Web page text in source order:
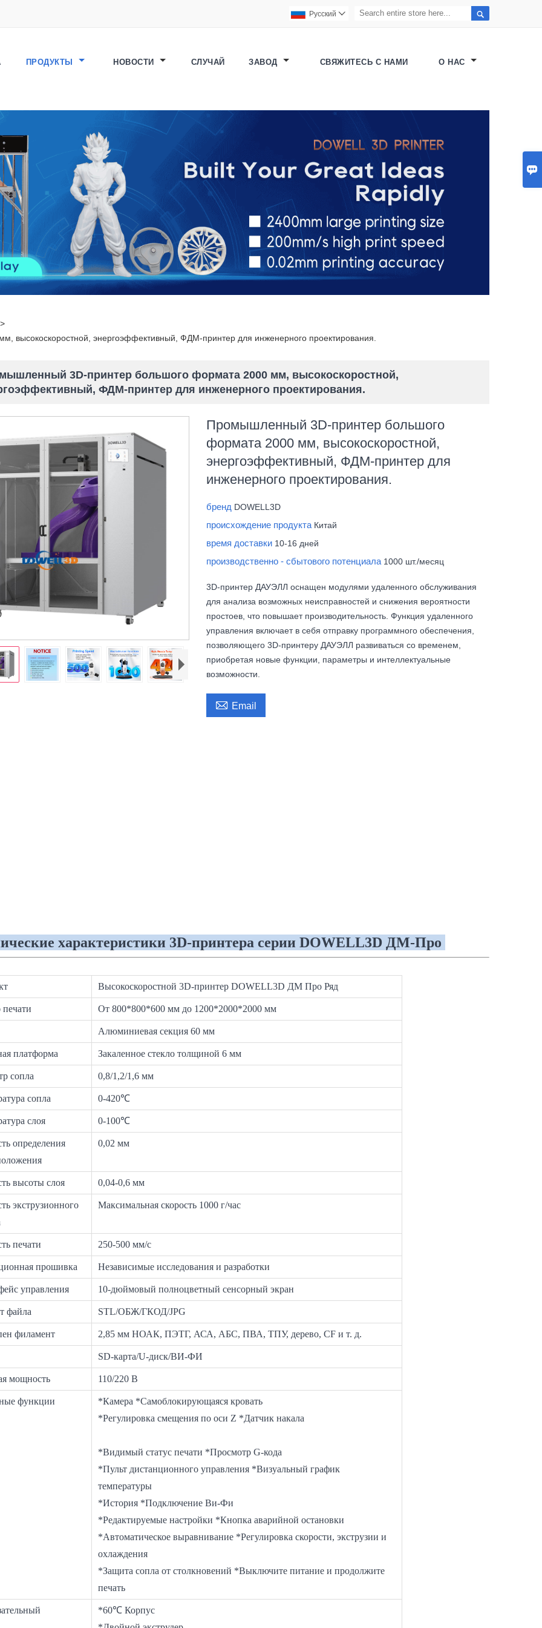


Pусский 
ПРОДУКТЫ НОВОСТИ СЛУЧАЙ ЗАВОД СВЯЖИТЕСЬ С НАМИ О НАС
>
высокоскоростной, энергоэффективный, ФДМ-принтер для инженерного проектирования.
3D-принтер большого формата 2000 мм, высокоскоростной,
ФДМ-принтер для инженерного проектирования.
Промышленный 3D-принтер большого
формата 2000 мм, высокоскоростной,
энергоэффективный, ФДМ-принтер для
инженерного проектирования.
бренд DOWELL3D
происхождение продукта Китай
время доставки 10-16 дней
производственно - сбытового потенциала 1000 шт./месяц
3D-принтер ДАУЭЛЛ оснащен модулями удаленного обслуживания
для анализа возможных неисправностей и снижения вероятности
простоев, что повышает производительность. Функция удаленного
управления включает в себя отправку программного обеспечения,
позволяющего 3D-принтеру ДАУЭЛЛ развиваться со временем,
приобретая новые функции, параметры и интеллектуальные
возможности.
 Email
характеристики 3D-принтера серии DOWELL3D ДМ-Про
Высокоскоростной 3D-принтер DOWELL3D ДМ Про Ряд
печати От 800*800*600 мм до 1200*2000*2000 мм
Алюминиевая секция 60 мм
платформа Закаленное стекло толщиной 6 мм
сопла 0,8/1,2/1,6 мм
сопла 0-420℃
слоя 0-100℃
определения
0,02 мм
высоты слоя 0,04-0,6 мм
экструзионного
Максимальная скорость 1000 г/час
печати 250-500 мм/с
прошивка Независимые исследования и разработки
управления 10-дюймовый полноцветный сенсорный экран
файла STL/ОБЖ/ГКОД/JPG
филамент 2,85 мм НОАК, ПЭТГ, АСА, АБС, ПВА, ТПУ, дерево, CF и т. д.
SD-карта/U-диск/ВИ-ФИ
мощность 110/220 В
функции
*Камера *Самоблокирующаяся кровать
*Регулировка смещения по оси Z *Датчик накала
*Видимый статус печати *Просмотр G-кода
*Пульт дистанционного управления *Визуальный график
температуры
*История *Подключение Ви-Фи
*Редактируемые настройки *Кнопка аварийной остановки
*Автоматическое выравнивание *Регулировка скорости, экструзии и
охлаждения
*Защита сопла от столкновений *Выключите питание и продолжите
печать
*60℃ Корпус